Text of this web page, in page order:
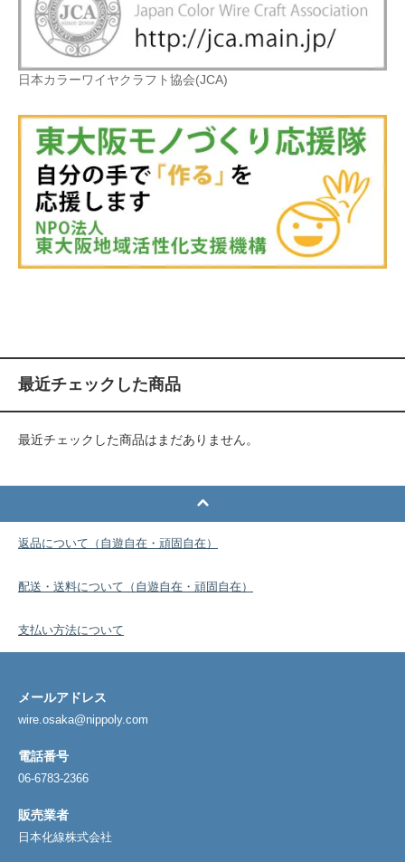
日本カラーワイヤクラフト協会(JCA)
最近チェックした商品
最近チェックした商品はまだありません。
返品について（自遊自在・頑固自在）
配送・送料について（自遊自在・頑固自在）
支払い方法について
メールアドレス
wire.osaka@nippoly.com
電話番号
06-6783-2366
販売業者
日本化線株式会社